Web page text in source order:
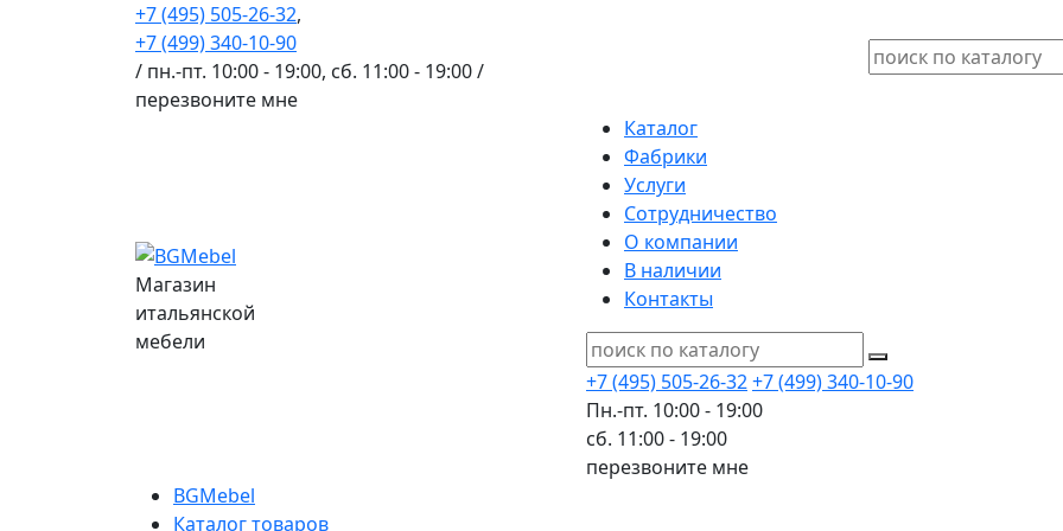
+7 (495) 505-26-32,
+7 (499) 340-10-90
/ пн.-пт. 10:00 - 19:00, сб. 11:00 - 19:00 /
перезвоните мне
Магазин
итальянской
мебели
Каталог
Фабрики
Услуги
Сотрудничество
О компании
В наличии
Контакты
+7 (495) 505-26-32+7 (499) 340-10-90
Пн.-пт. 10:00 - 19:00
сб. 11:00 - 19:00
перезвоните мне
BGMebel
Каталог товаров